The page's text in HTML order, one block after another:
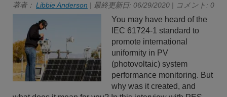
著者： Libbie Anderson | 最終更新日: 06/29/2020 | コメント: 0
You may have heard of the
IEC 61724-1 standard to
promote international
uniformity in PV
(photovoltaic) system
performance monitoring. But
why was it created, and